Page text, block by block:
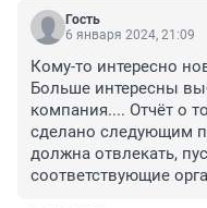
Гость
6 января 2024, 21:09
Кому-то интересно
Больше интересны
компания.... Отчёт о
сделано следующим
должна отвлекать,
соответствующие